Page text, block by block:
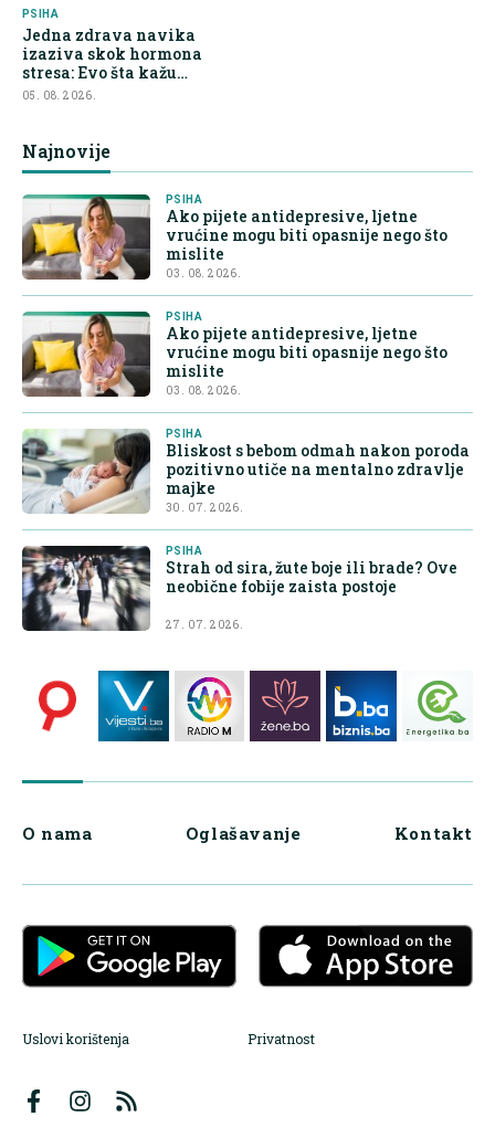
PSIHA
Jedna zdrava navika
izaziva skok hormona
stresa: Evo šta kažu
endokrinolozi
05. 08. 2026.
Najnovije
PSIHA
Ako pijete antidepresive, ljetne
vrućine mogu biti opasnije nego što
mislite
03. 08. 2026.
PSIHA
Ako pijete antidepresive, ljetne
vrućine mogu biti opasnije nego što
mislite
03. 08. 2026.
PSIHA
Bliskost s bebom odmah nakon poroda
pozitivno utiče na mentalno zdravlje
majke
30. 07. 2026.
PSIHA
Strah od sira, žute boje ili brade? Ove
neobične fobije zaista postoje
27. 07. 2026.
O nama Oglašavanje Kontakt
Uslovi korištenja Privatnost